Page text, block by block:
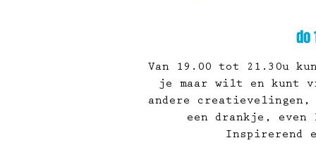
do
Van 19.00 tot 21.30u
je maar wilt en kunt
andere creatievelingen,
een drankje,
Inspirerend